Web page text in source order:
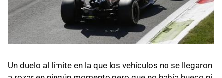
Un duelo al límite en la que los vehículos no se llegaron